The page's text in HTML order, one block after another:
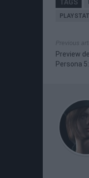
TAGS
Previous
Preview
Persona